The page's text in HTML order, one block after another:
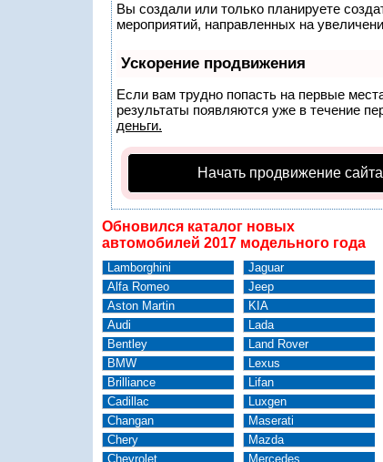
Вы создали или только планируете
мероприятий, направленных на
Ускорение продвижения
Если вам трудно попасть на первые
результаты появляются уже в течение
деньги.
Начать продвижение сайта
Обновился каталог новых
автомобилей 2017 модельного года
Lamborghini
Alfa Romeo
Aston Martin
Audi
Bentley
BMW
Brilliance
Cadillac
Changan
Chery
Chevrolet
Jaguar
Jeep
KIA
Lada
Land Rover
Lexus
Lifan
Luxgen
Maserati
Mazda
Mercedes